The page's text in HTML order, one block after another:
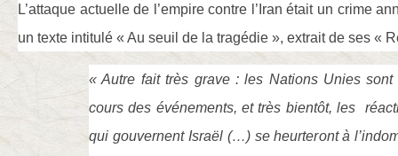
L’attaque actuelle de l’empire contre l’Iran était un crime
un texte intitulé « Au seuil de la tragédie », extrait de ses «
« Autre fait très grave : les Nations Unies
cours des événements, et très bientôt, les
qui gouvernent Israël (…) se heurteront à